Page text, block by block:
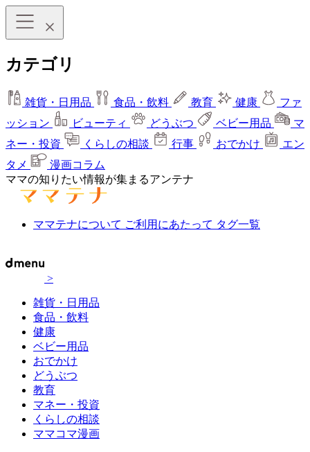
カテゴリ
雑貨・日用品 食品・飲料 教育 健康
ファ
ッション
ビューティ どうぶつ ベビー用品
マ
ネー・投資
くらしの相談 行事 おでかけ
エン
タメ
漫画コラム
ママの知りたい情報が集まるアンテナ
ママテナについて ご利用にあたって タグ一覧
>
雑貨・日用品
食品・飲料
健康
ベビー用品
おでかけ
どうぶつ
教育
マネー・投資
くらしの相談
ママコマ漫画